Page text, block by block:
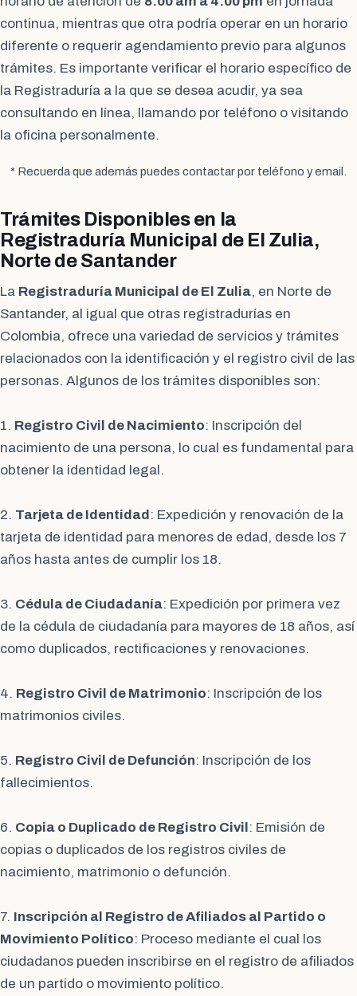
continua, mientras que otra podría operar en un horario
diferente o requerir agendamiento previo para algunos
trámites. Es importante verificar el horario específico de
la Registraduría a la que se desea acudir, ya sea
consultando en línea, llamando por teléfono o visitando
la oficina personalmente.
* Recuerda que además puedes contactar por teléfono y email.
Trámites Disponibles en la
Registraduría Municipal de El Zulia,
Norte de Santander
La Registraduría Municipal de El Zulia, en Norte de
Santander, al igual que otras registradurías en
Colombia, ofrece una variedad de servicios y trámites
relacionados con la identificación y el registro civil de las
personas. Algunos de los trámites disponibles son:
1. Registro Civil de Nacimiento: Inscripción del
nacimiento de una persona, lo cual es fundamental para
obtener la identidad legal.
2. Tarjeta de Identidad : Expedición y renovación de la
tarjeta de identidad para menores de edad, desde los 7
años hasta antes de cumplir los 18.
3. Cédula de Ciudadanía: Expedición por primera vez
de la cédula de ciudadanía para mayores de 18 años, así
como duplicados, rectificaciones y renovaciones.
4. Registro Civil de Matrimonio: Inscripción de los
matrimonios civiles.
5. Registro Civil de Defunción: Inscripción de los
fallecimientos.
6. Copia o Duplicado de Registro Civil : Emisión de
copias o duplicados de los registros civiles de
nacimiento, matrimonio o defunción.
7. Inscripción al Registro de Afiliados al Partido o
Movimiento Político: Proceso mediante el cual los
ciudadanos pueden inscribirse en el registro de afiliados
de un partido o movimiento político.